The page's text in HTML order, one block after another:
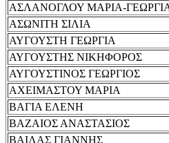
ΑΣΛΑΝΟΓΛΟΥ ΜΑΡΙΑ-
ΑΣΩΝΙΤΗ ΣΙΛΙΑ
ΑΥΓΟΥΣΤΗ ΓΕΩΡΓΙΑ
ΑΥΓΟΥΣΤΗΣ ΝΙΚΗΦΟΡΟΣ
ΑΥΓΟΥΣΤΙΝΟΣ ΓΕΩΡΓΙΟΣ
ΑΧΕΙΜΑΣΤΟΥ ΜΑΡΙΑ
ΒΑΓΙΑ ΕΛΕΝΗ
ΒΑΖΑΙΟΣ ΑΝΑΣΤΑΣΙΟΣ
ΒΑΙΛΑΣ ΓΙΑΝΝΗΣ